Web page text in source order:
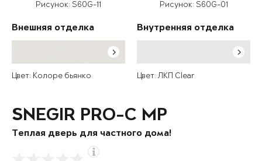
Рисунок: S60G-11
Внешняя отделка
Цвет: Колоре бьянко
Рисунок: S60G-01
Внутренняя отделка
Цвет: ЛКП Clear
SNEGIR PRO-C MP
Теплая дверь для частного дома!